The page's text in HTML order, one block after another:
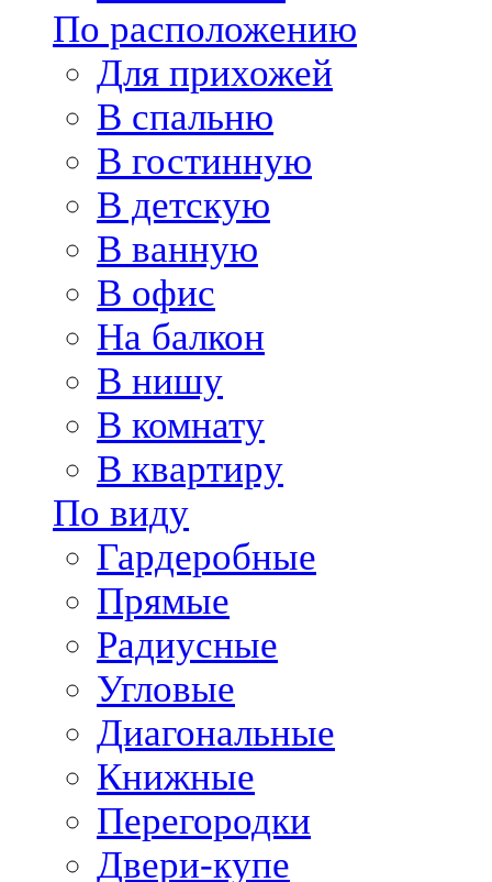
По расположению
Для прихожей
В спальню
В гостинную
В детскую
В ванную
В офис
На балкон
В нишу
В комнату
В квартиру
По виду
Гардеробные
Прямые
Радиусные
Угловые
Диагональные
Книжные
Перегородки
Двери-купе